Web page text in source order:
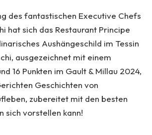
des fantastischen Executive Chefs
hat sich das Restaurant Principe
Aushängeschild im Tessin
ausgezeichnet mit einem
16 Punkten im Gault & Millau 2024,
Geschichten von
zubereitet mit den besten
sich vorstellen kann!